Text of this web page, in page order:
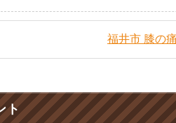
福井市 膝の
ト